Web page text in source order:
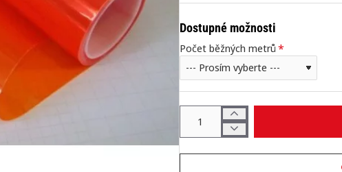
Dostupné možnosti
Počet běžných metrů